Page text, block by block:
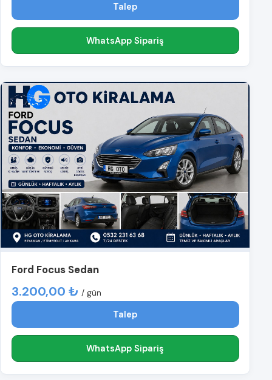
Talep
WhatsApp Sipariş
Ford Focus Sedan
3.200,00 ₺ / gün
Talep
WhatsApp Sipariş